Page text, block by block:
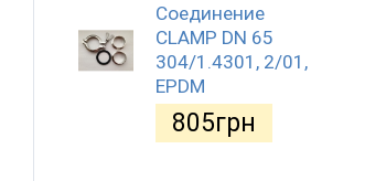
Соединение
CLAMP DN 65
304/1.4301, 2/01,
EPDM
805грн